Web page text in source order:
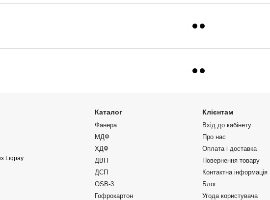
Каталог
Фанера
МДФ
ХДФ
ДВП
ДСП
OSB-3
Гофрокартон
Клієнтам
Вхід до кабінету
Про нас
Оплата і доставка
Повернення товару
Контактна інформація
Блог
Угода користувача